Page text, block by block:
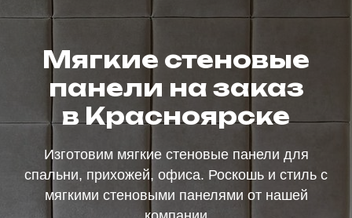
Мягкие стеновые
панели на заказ
в Красноярске
Изготовим мягкие стеновые панели для
спальни, прихожей, офиса. Роскошь и стиль с
мягкими стеновыми панелями от нашей